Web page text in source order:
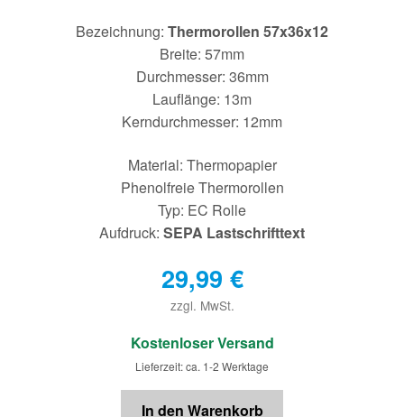
Bezeichnung: Thermorollen 57x36x12
Breite: 57mm
Durchmesser: 36mm
Lauflänge: 13m
Kerndurchmesser: 12mm
Material: Thermopapier
Phenolfreie Thermorollen
Typ: EC Rolle
Aufdruck: SEPA Lastschrifttext
29,99 €
zzgl. MwSt.
€
Kostenloser Versand
Lieferzeit: ca. 1-2 Werktage
In den Warenkorb